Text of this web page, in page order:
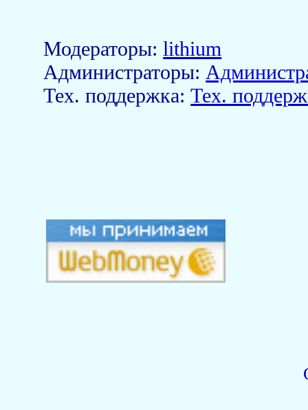
Модераторы:lithium
Aдминистраторы:
Тех. поддержка:Тех.